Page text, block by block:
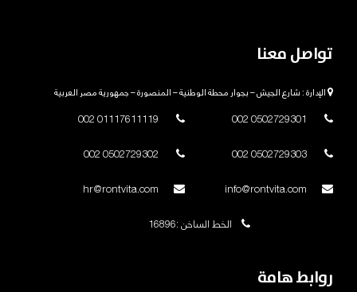
تواصل معنا
الإدارة : شارع الجيش – بجوار محطة الوطنية – المنصورة – جمهورية مصر العربية
الخط الساخن :16896
روابط هامة